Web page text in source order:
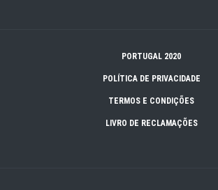
PORTUGAL 2020
POLÍTICA DE PRIVACIDADE
TERMOS E CONDIÇÕES
LIVRO DE RECLAMAÇÕES